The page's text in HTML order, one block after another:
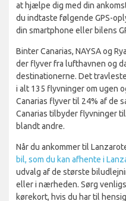
at hjælpe dig med din
du indtaste følgende GPS-
din smartphone eller bilens
Binter Canarias, NAYSA og
der flyver fra lufthavnen og
destinationerne. Det
i alt 135 flyvninger om ugen
Canarias flyver til 24% af de
Canarias tilbyder flyvninger
blandt andre.
Når du ankommer til
bil, som du kan afhente i
udvalg af de største
eller i nærheden. Sørg
kørekort, hvis du har til